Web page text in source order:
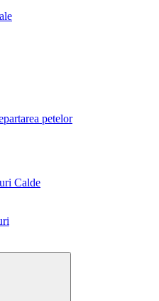
petelor
Calde